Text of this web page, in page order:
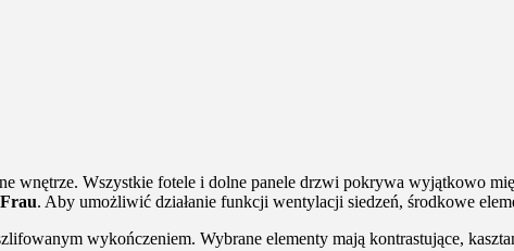
wnętrze. Wszystkie fotele i dolne panele drzwi pokrywa wyjątkowo
. Aby umożliwić działanie funkcji wentylacji siedzeń, środkowe
wykończeniem. Wybrane elementy mają kontrastujące,